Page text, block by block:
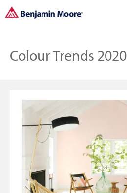
Colour Trends 2020